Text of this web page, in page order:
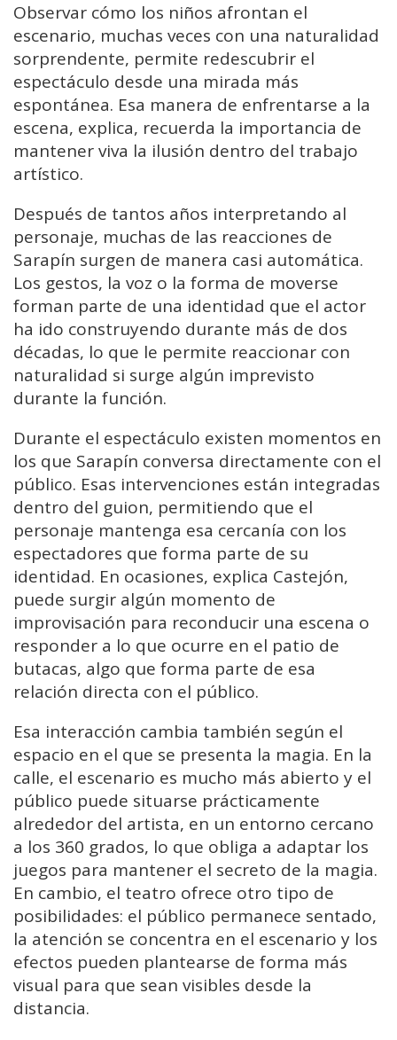
Observar cómo los niños afrontan el
escenario, muchas veces con una naturalidad
sorprendente, permite redescubrir el
espectáculo desde una mirada más
espontánea. Esa manera de enfrentarse a la
escena, explica, recuerda la importancia de
mantenerviva la ilusión dentro del trabajo
artístico.
Después de tantos años interpretando al
personaje, muchas de las reacciones de
Sarapín surgen de manera casi automática.
Los gestos, la voz o la forma de moverse
forman parte de una identidad que el actor
ha ido construyendo durante más de dos
décadas, lo que le permite reaccionar con
naturalidad si surge algún imprevisto
durante la función.
Durante el espectáculo existen momentos en
los que Sarapín conversa directamente con el
público. Esas intervenciones están integradas
dentro del guion, permitiendo que el
personaje mantenga esa cercanía con los
espectadores que forma parte de su
identidad. En ocasiones, explica Castejón,
puede surgir algún momento de
improvisación para reconducir una escena o
responder a lo que ocurre en el patio de
butacas, algo que forma parte de esa
relación directa con el público.
Esa interacción cambia también según el
espacio en el que se presenta la magia. En la
calle, el escenario es mucho más abierto y el
público puede situarse prácticamente
alrededor del artista, en un entorno cercano
a los 360 grados, lo que obliga a adaptar los
juegos para mantener el secreto de la magia.
En cambio, el teatro ofrece otro tipo de
posibilidades: el público permanece sentado,
la atención se concentra en el escenario y los
efectos pueden plantearse de forma más
visual para que sean visibles desde la
distancia.